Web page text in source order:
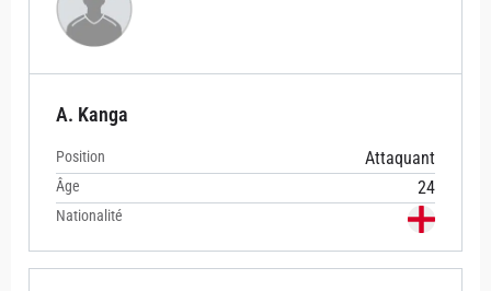
A. Kanga
Position Attaquant
Âge 24
Nationalité